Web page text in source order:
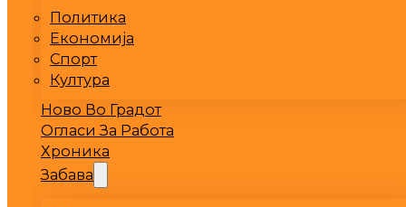
Политика
Економија
Спорт
Култура
Ново Во Градот
Огласи За Работа
Хроника
Забава